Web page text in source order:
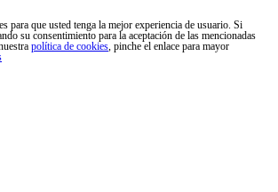
para que usted tenga la mejor experiencia de usuario. Si
su consentimiento para la aceptación de las mencionadas
política de cookies, pinche el enlace para mayor